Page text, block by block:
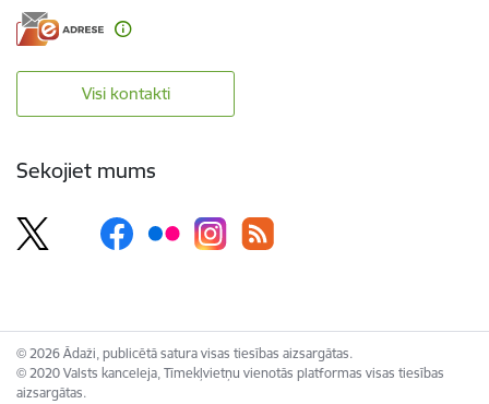
Visi kontakti
Sekojiet mums
© 2026 Ādaži, publicētā satura visas tiesības aizsargātas.
© 2020 Valsts kanceleja, Tīmekļvietņu vienotās platformas visas tiesības
aizsargātas.